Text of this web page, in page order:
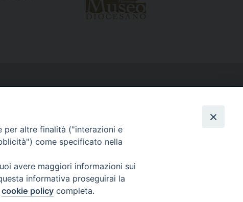
per altre finalità ("interazioni e
come specificato nella
avere maggiori informazioni sui
informativa proseguirai la
cookie policy completa.